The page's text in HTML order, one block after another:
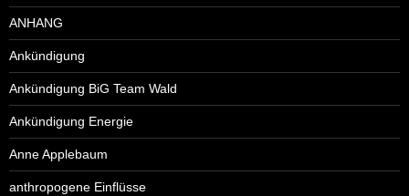
ANHANG
Ankündigung
Ankündigung BiG Team Wald
Ankündigung Energie
Anne Applebaum
anthropogene Einflüsse